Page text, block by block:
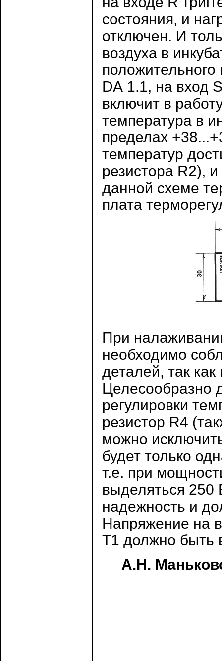
состояния, и
отключен. И
воздуха в
DА 1.1, на вход
включит в
температура в
пределах
температур
резистора R2),
данной схеме
плата
При
необходимо
деталей, так
Целесообразно
регулировки
резистор R4
можно
будет только
т.е. при
выделяться 250
надежность и
Напряжение на
Т1 должно быть
А.Н.